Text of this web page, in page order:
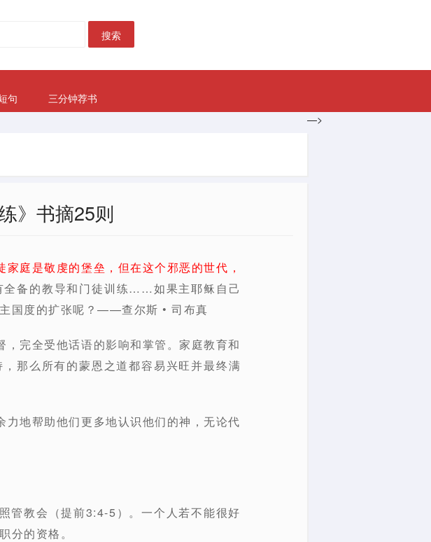
搜索
句
三分钟荐书
—>
》书摘25则
庭是敬虔的堡垒，但在这个邪恶的世代，
备的教导和门徒训练……如果主耶稣自己
国度的扩张呢？——查尔斯 • 司布真
完全受他话语的影响和掌管。家庭教育和
那么所有的蒙恩之道都容易兴旺并最终满
地帮助他们更多地认识他们的神，无论代
管教会（提前3:4-5）。一个人若不能很好
分的资格。